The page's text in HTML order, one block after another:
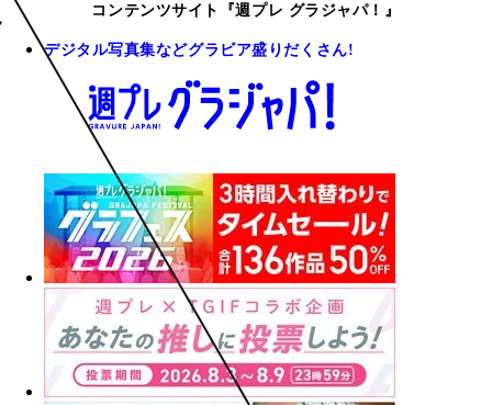
コンテンツサイト『週プレ グラジャパ！』
デジタル写真集などグラビア盛りだくさん!